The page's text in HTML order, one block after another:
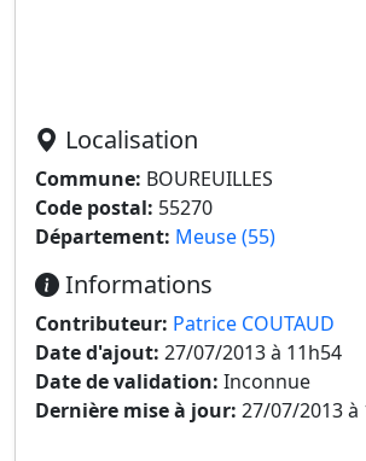
Localisation
Commune: BOUREUILLES
Code postal: 55270
Département: Meuse (55)
Informations
Contributeur: Patrice COUTAUD
Date d'ajout: 27/07/2013 à 11h54
Date de validation: Inconnue
Dernière mise à jour: 27/07/2013 à